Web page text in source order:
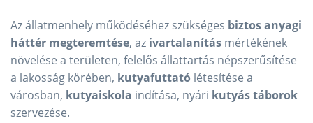
Az állatmenhely működéséhez szükséges biztos anyagi
háttér megteremtése, az ivartalanítás mértékének
növelése a területen, felelős állattartás népszerűsítése
a lakosság körében, kutyafuttató létesítése a
városban, kutyaiskola indítása, nyári kutyás táborok
szervezése.